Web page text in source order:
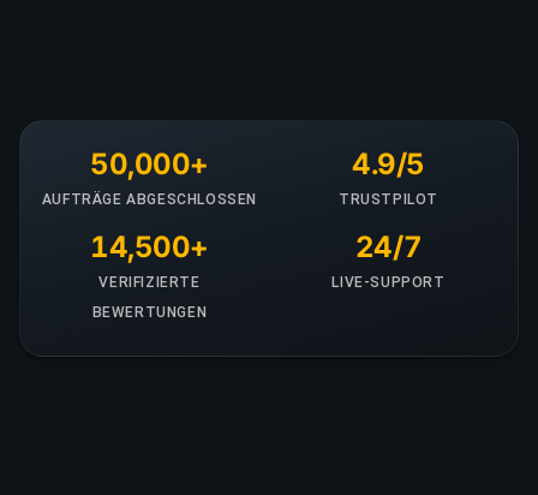
50,000+
AUFTRÄGE ABGESCHLOSSEN
4.9/5
TRUSTPILOT
14,500+
VERIFIZIERTE
BEWERTUNGEN
24/7
LIVE-SUPPORT